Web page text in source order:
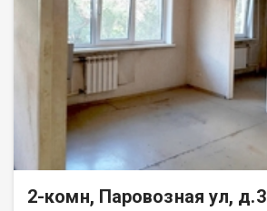
2-комн, Паровозная ул, д.3